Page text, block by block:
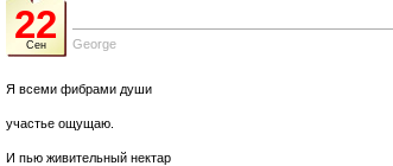
22
Сен George
Я всеми фибрами души
участье ощущаю.
И пью живительный нектар